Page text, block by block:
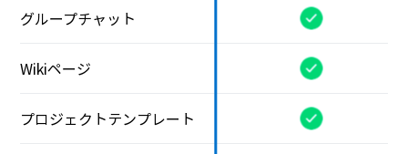
グループチャット
Wikiページ
プロジェクトテンプレート